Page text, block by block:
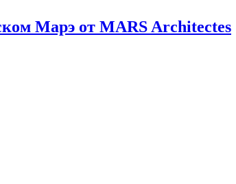
Марэ от MARS Architectes